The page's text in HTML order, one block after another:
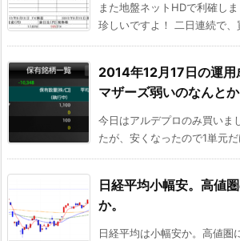
また地盤ネットHDで利確しま
珍しいですよ！ 二日連続で、
2014年12月17日の運用
マザーズ弱いのなんと
今日はアルデプロのみ買いま
たが、安くなったので1単元
日経平均小幅安。高値
か。
日経平均は小幅安か。高値圏